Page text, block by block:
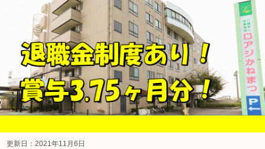
更新日：2021年11月6日